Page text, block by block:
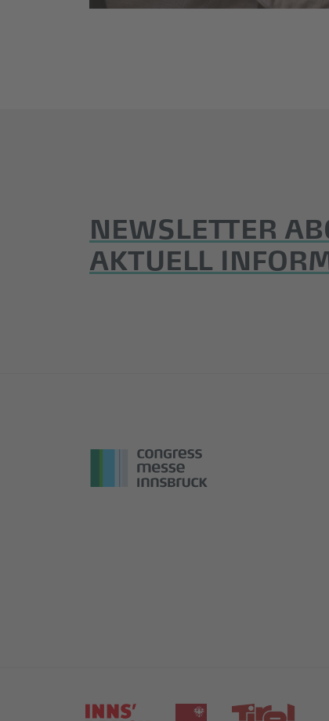
NEWSLETTER
AKTUELL